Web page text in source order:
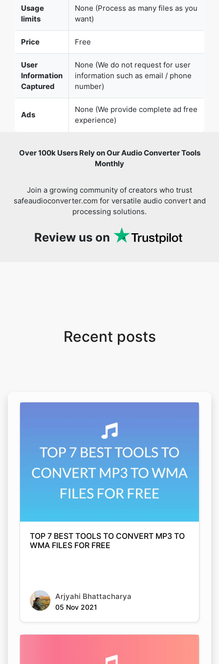
Usage
limits
None (Process as many files as you
want)
Price Free
User
Information
Captured
None (We do not request for user
information such as email / phone
number)
Ads
None (We provide complete ad free
experience)
Over 100k Users Rely on Our Audio Converter Tools
Monthly
Join a growing community of creators who trust
safeaudioconverter.com for versatile audio convert and
processing solutions.
Review us on
Recent posts
TOP 7 BEST TOOLS TO CONVERT MP3 TO
WMA FILES FOR FREE
Arjyahi Bhattacharya
05 Nov 2021